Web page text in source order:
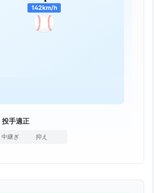
142km/h
投手適正
中継ぎ 抑え